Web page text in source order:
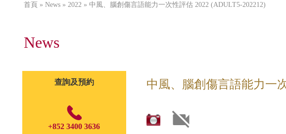
您在這裡
首頁 » News » 2022 » 中風、腦創傷言語能力一次性評估 2022 (ADULT5-202212)
News
中風、腦創傷言語能力一
查詢及預約
+852 3400 3636